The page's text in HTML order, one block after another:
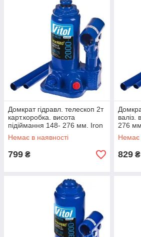
Домкрат гідравл. телескоп 2т
карт.коробка. висота
підіймання 148- 276 мм. Iron
Hand (IH-148276D) 2,3кг
Немає в наявності
799 ₴
валіз.
276
Немає
829 ₴